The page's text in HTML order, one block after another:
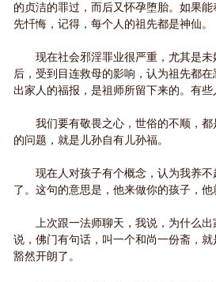
的贞洁的罪过，而后又怀孕堕胎。如果
先忏悔，记得，每个人的祖先都是神仙。
现在社会邪淫罪业很严重，尤其是未
后，受到目连救母的影响，认为祖先都
出家人的福报，是祖师所留下来的。有
我们要有敬畏之心，世俗的不顺，都
的问题，就是儿孙自有儿孙福。
现在人对孩子有个概念，认为我养不
了。这句的意思是，他来做你的孩子，
上次跟一法师聊天，我说，为什么出
说，佛门有句话，叫一个和尚一份斋，
豁然开朗了。